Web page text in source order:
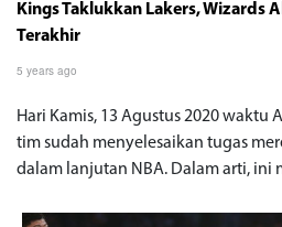
Kings Taklukkan Lakers, Wizards
Terakhir
5 years ago
Hari Kamis, 13 Agustus 2020 waktu
tim sudah menyelesaikan tugas
dalam lanjutan NBA. Dalam arti, ini